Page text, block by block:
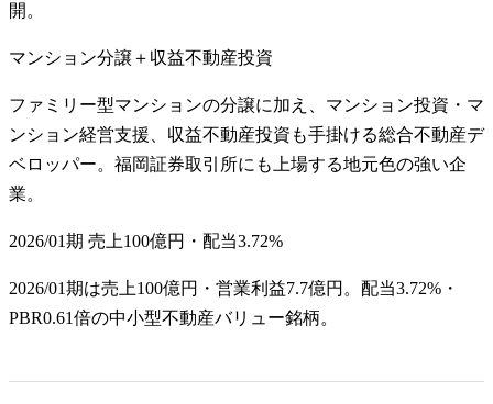
開。
マンション分譲＋収益不動産投資
ファミリー型マンションの分譲に加え、マンション投資・マ
ンション経営支援、収益不動産投資も手掛ける総合不動産デ
ベロッパー。福岡証券取引所にも上場する地元色の強い企
業。
2026/01期 売上100億円・配当3.72%
2026/01期は売上100億円・営業利益7.7億円。配当3.72%・
PBR0.61倍の中小型不動産バリュー銘柄。